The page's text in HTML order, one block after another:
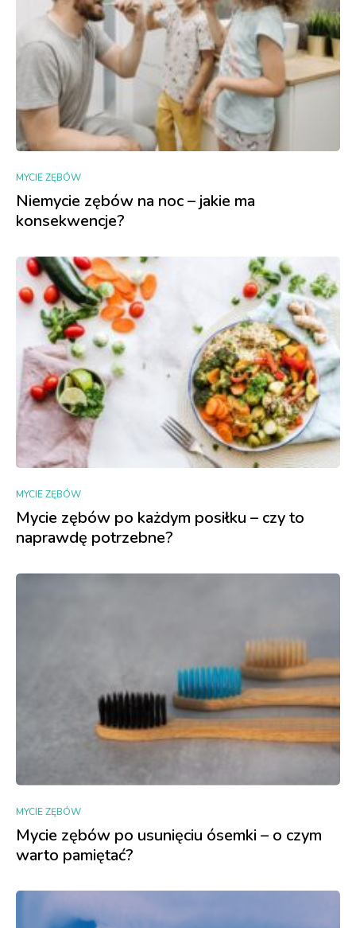
MYCIE ZĘBÓW
Niemycie zębów na noc – jakie ma
konsekwencje?
MYCIE ZĘBÓW
Mycie zębów po każdym posiłku – czy to
naprawdę potrzebne?
MYCIE ZĘBÓW
Mycie zębów po usunięciu ósemki – o czym
warto pamiętać?